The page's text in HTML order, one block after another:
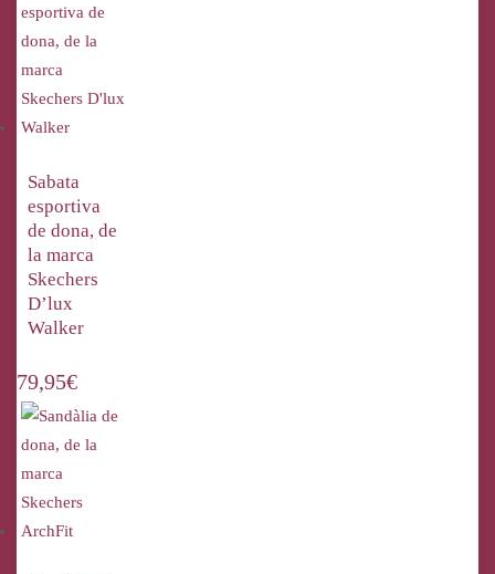
Sabata
esportiva
de dona, de
la marca
Skechers
D’lux
Walker
79,95€